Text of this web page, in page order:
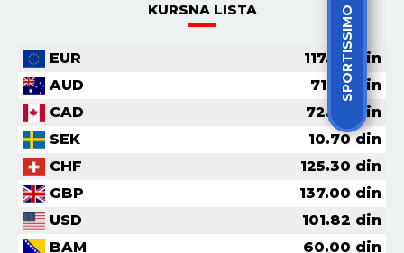
SPORTISSIMO
KURSNA LISTA
EUR 117.36din
AUD
71.56din
CAD
72.62
din
SEK
10.70din
CHF
125.30 din
GBP
137.00 din
USD
101.82 din
BAM
60.00 din